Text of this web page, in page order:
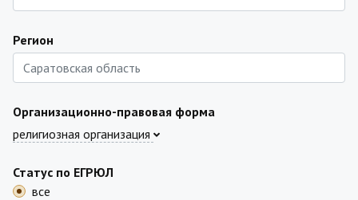
Регион
Организационно-правовая форма
религиозная организация
Статус по ЕГРЮЛ
все